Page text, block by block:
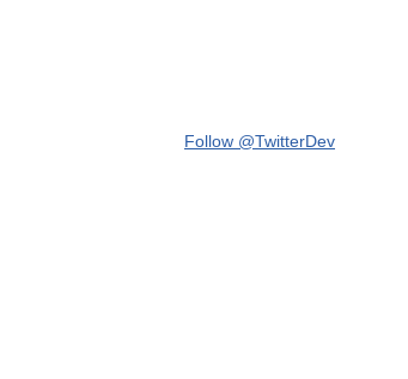
Follow @TwitterDev